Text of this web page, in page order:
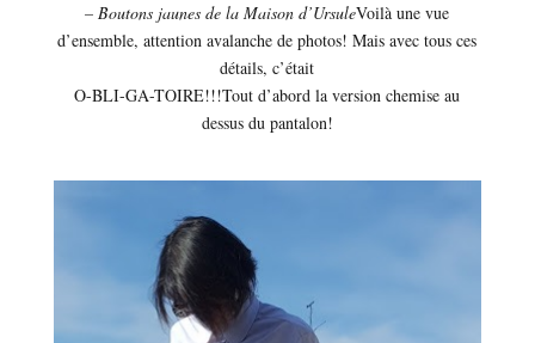
– Boutons jaunes de la Maison d’UrsuleVoilà une vue
d’ensemble, attention avalanche de photos! Mais avec tous ces
détails, c’était
O-BLI-GA-TOIRE!!!Tout d’abord la version chemise au
dessus du pantalon!